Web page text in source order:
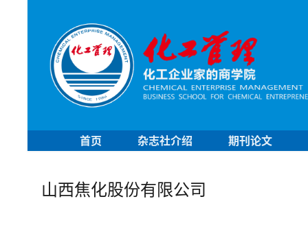
首页 杂志社介绍 期刊论文
山西焦化股份有限公司